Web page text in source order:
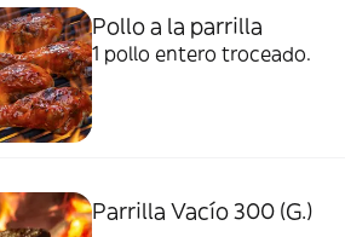
Pollo a la parrilla
1 pollo entero troceado.
Parrilla Vacío 300 (G.)